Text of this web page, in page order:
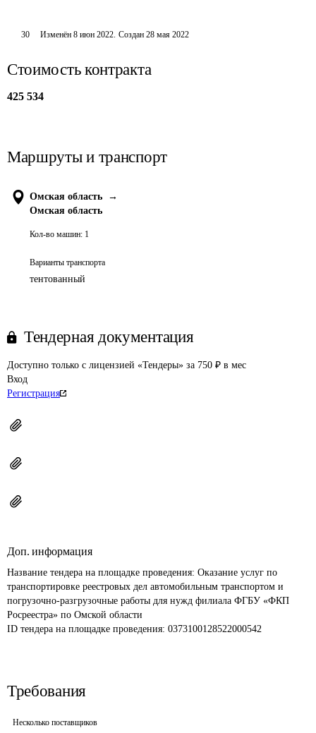
30 Изменён8 июн 2022. Создан 28 мая 2022
Стоимость контракта
425 534
Маршруты и транспорт
Омская область
→
Омская область
Кол-во машин: 1
Варианты транспорта
тентованный
Тендерная документация
Доступно только с лицензией «Тендеры» за 750 ₽ в мес
Вход
Регистрация
Доп. информация
Название тендера на площадке проведения: Оказание услуг по
транспортировке реестровых дел автомобильным транспортом и
погрузочно-разгрузочные работы для нужд филиала ФГБУ «ФКП
Росреестра» по Омской области
ID тендера на площадке проведения: 0373100128522000542
Требования
Несколько поставщиков